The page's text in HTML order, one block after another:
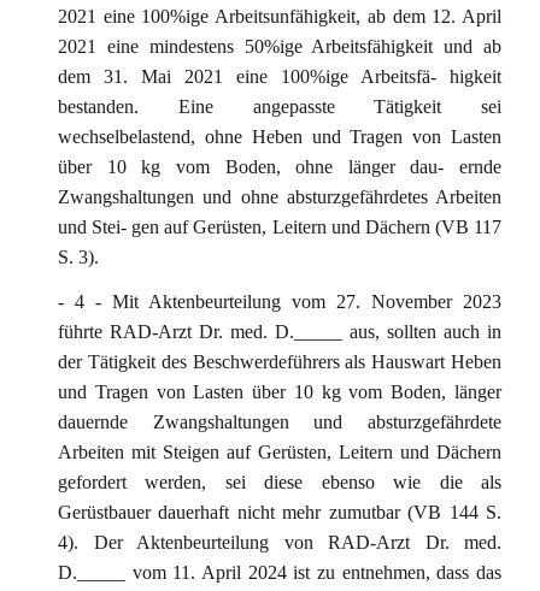
2021 eine 100%ige Arbeitsunfähigkeit, ab dem 12. April
2021 eine mindestens 50%ige Arbeitsfähigkeit und ab
dem 31. Mai 2021 eine 100%ige Arbeitsfä- higkeit
bestanden. Eine angepasste Tätigkeit sei
wechselbelastend, ohne Heben und Tragen von Lasten
über 10 kg vom Boden, ohne länger dau- ernde
Zwangshaltungen und ohne absturzgefährdetes Arbeiten
und Stei- gen auf Gerüsten, Leitern und Dächern (VB 117
S. 3).
- 4 - Mit Aktenbeurteilung vom 27. November 2023
führte RAD-Arzt Dr. med. D._____ aus, sollten auch in
der Tätigkeit des Beschwerdeführers als Hauswart Heben
und Tragen von Lasten über 10 kg vom Boden, länger
dauernde Zwangshaltungen und absturzgefährdete
Arbeiten mit Steigen auf Gerüsten, Leitern und Dächern
gefordert werden, sei diese ebenso wie die als
Gerüstbauer dauerhaft nicht mehr zumutbar (VB 144 S.
4). Der Aktenbeurteilung von RAD-Arzt Dr. med.
D._____ vom 11. April 2024 ist zu entnehmen, dass das